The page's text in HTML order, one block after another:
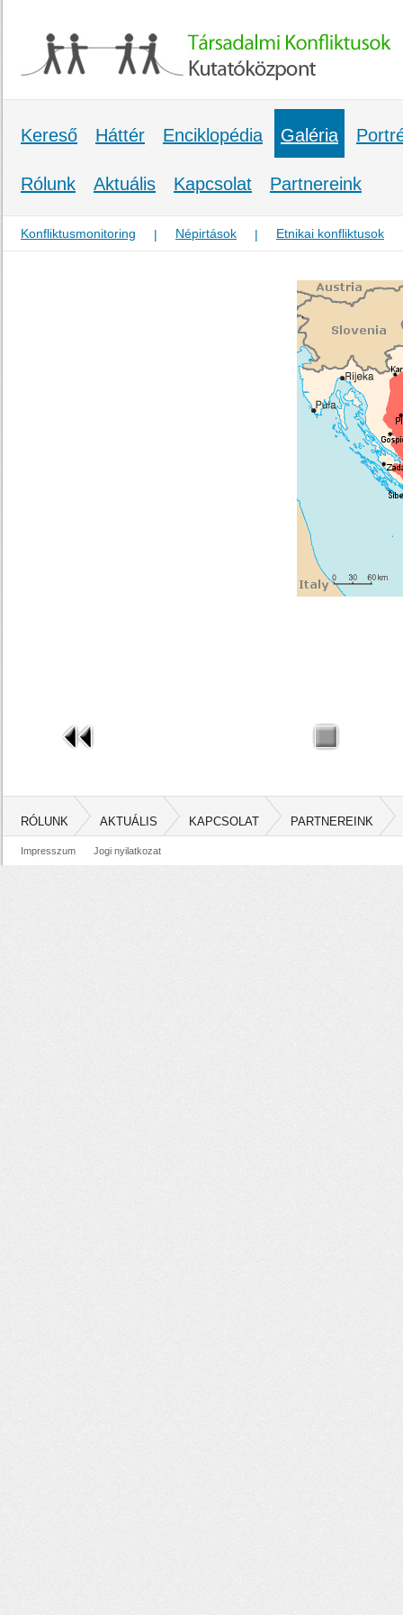
Kereső Háttér Enciklopédia Galéria
Rólunk Aktuális Kapcsolat Partnereink
Konfliktusmonitoring | Népirtások | Etnikai konfliktusok
RÓLUNK AKTUÁLIS KAPCSOLAT PARTNEREINK
Impresszum Jogi nyilatkozat